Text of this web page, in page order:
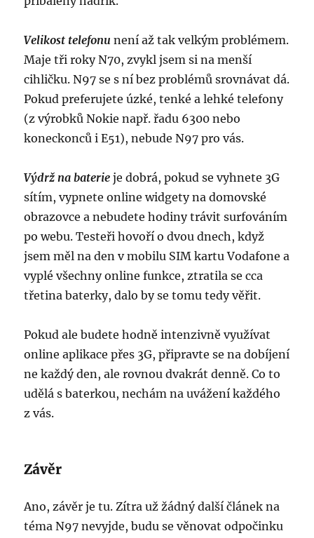
Velikost telefonu není až tak velkým problémem.
Maje tři roky N70, zvykl jsem si na menší
cihličku. N97 se s ní bez problémů srovnávat dá.
Pokud preferujete úzké, tenké a lehké telefony
(z výrobků Nokie např. řadu 6300 nebo
koneckonců i E51), nebude N97 pro vás.
Výdrž na baterie je dobrá, pokud se vyhnete 3G
sítím, vypnete online widgety na domovské
obrazovce a nebudete hodiny trávit surfováním
po webu. Testeři hovoří o dvou dnech, když
jsem měl na den v mobilu SIM kartu Vodafone a
vyplé všechny online funkce, ztratila se cca
třetina baterky, dalo by se tomu tedy věřit.
Pokud ale budete hodně intenzivně využívat
online aplikace přes 3G, připravte se na dobíjení
ne každý den, ale rovnou dvakrát denně. Co to
udělá s baterkou, nechám na uvážení každého
z vás.
Závěr
Ano, závěr je tu. Zítra už žádný další článek na
téma N97 nevyjde, budu se věnovat odpočinku